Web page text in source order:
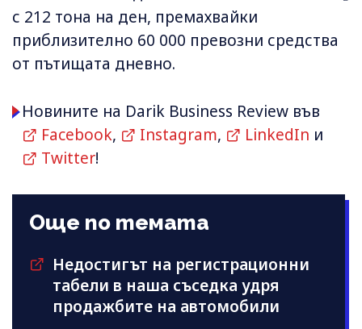
с 212 тона на ден, премахвайки
приблизително 60 000 превозни средства
от пътищата дневно.
Новините на Darik Business Review във
Facebook, Instagram, LinkedIn и
Twitter!
Още по темата
Недостигът на регистрационни
табели в наша съседка удря
продажбите на автомобили